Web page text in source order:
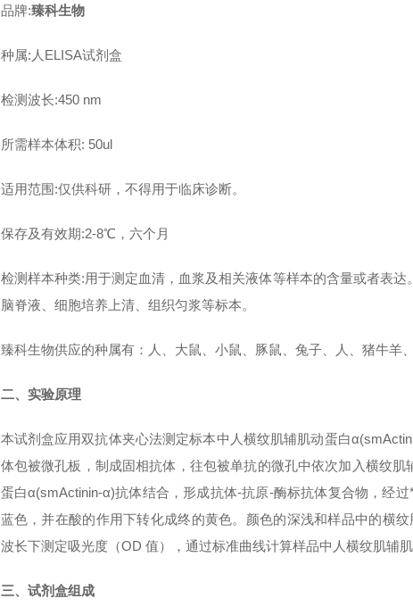
品牌:臻科生物
种属:人ELISA试剂盒
检测波长:450 nm
所需样本体积: 50ul
适用范围:仅供科研，不得用于临床诊断。
保存及有效期:2-8℃，六个月
检测样本种类:用于测定血清，血浆及相关液体等样本的含量或者表
脑脊液、细胞培养上清、组织匀浆等标本。
臻科生物供应的种属有：人、大鼠、小鼠、豚鼠、兔子、人、猪牛羊
二、实验原理
本试剂盒应用双抗体夹心法测定标本中人 横纹肌辅肌动蛋白
体包被微孔板，制成固相抗体，往包被单抗的微孔中依次加入横纹肌
蛋白α(smActinin-α)抗体结合，形成抗体-抗原-酶标抗体复合物，经
蓝色，并在酸的作用下转化成终的黄色。颜色的深浅和样品中的横纹
波长下测定吸光度（OD 值），通过标准曲线计算样品中人 横纹肌辅
三、试剂盒组成